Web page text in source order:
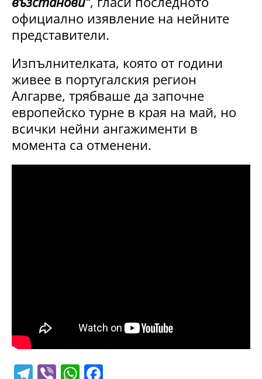
официално изявление на нейните
представители.
Изпълнителката, която от години
живее в португалския регион
Алгарве, трябваше да започне
европейско турне в края на май, но
всички нейни ангажименти в
момента са отменени.
T Vi W